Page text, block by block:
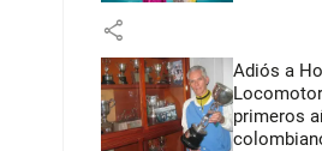
share
Adiós a
primeros